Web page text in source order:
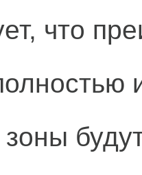
что